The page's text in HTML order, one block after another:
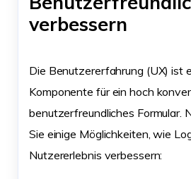
verbessern
Die Benutzererfahrung (UX) ist
Komponente für ein hoch
benutzerfreundliches Formular.
Sie einige Möglichkeiten, wie
Nutzererlebnis verbessern: